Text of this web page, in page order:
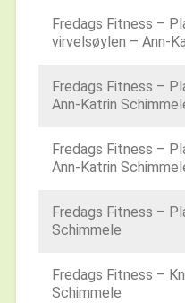
Fredags Fitness –
virvelsøylen – Ann-
Fredags Fitness –
Ann-Katrin
Fredags Fitness –
Ann-Katrin
Fredags Fitness –
Schimmele
Fredags Fitness –
Schimmele